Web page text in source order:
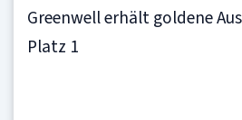
Greenwell erhält goldene
Platz 1